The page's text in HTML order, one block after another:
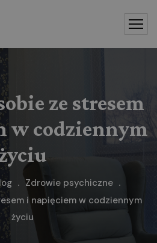
ze stresem
w codziennym
Zdrowie psychiczne
i napięciem w codziennym
życiu